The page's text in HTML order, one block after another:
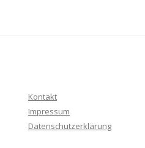
Kontakt
Impressum
Datenschutzerklärung